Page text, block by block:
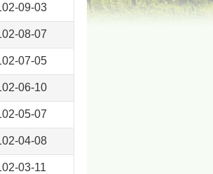
09-03
08-07
07-05
06-10
05-07
04-08
03-11